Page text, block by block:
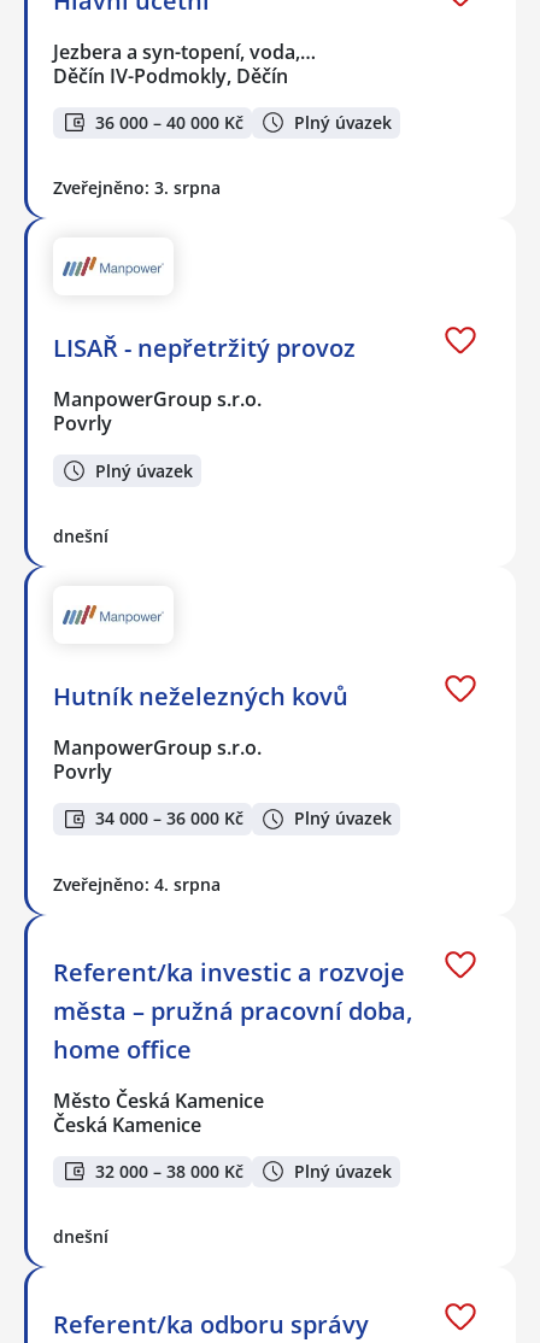
Jezbera a syn-topení, voda,…
Děčín IV-Podmokly, Děčín
36 000 – 40 000 Kč Plný úvazek
Zveřejněno: 3. srpna
LISAŘ - nepřetržitý provoz
ManpowerGroup s.r.o.
Povrly
Plný úvazek
dnešní
Hutník neželezných kovů
ManpowerGroup s.r.o.
Povrly
34 000 – 36 000 Kč Plný úvazek
Zveřejněno: 4. srpna
Referent/ka investic a rozvoje
města – pružná pracovní doba,
home office
Město Česká Kamenice
Česká Kamenice
32 000 – 38 000 Kč Plný úvazek
dnešní
Referent/ka odboru správy